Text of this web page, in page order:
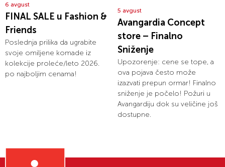
6 avgust
FINAL SALE u Fashion &
Friends
Poslednja prilika da ugrabite
svoje omiljene komade iz
kolekcije proleće/leto 2026.
po najboljim cenama!
5 avgust
Avangardia Concept
store – Finalno
Sniženje
Upozorenje: cene se tope, a
ova pojava često može
izazvati prepun ormar! Finalno
sniženje je počelo! Požuri u
Avangardiju dok su veličine još
dostupne.